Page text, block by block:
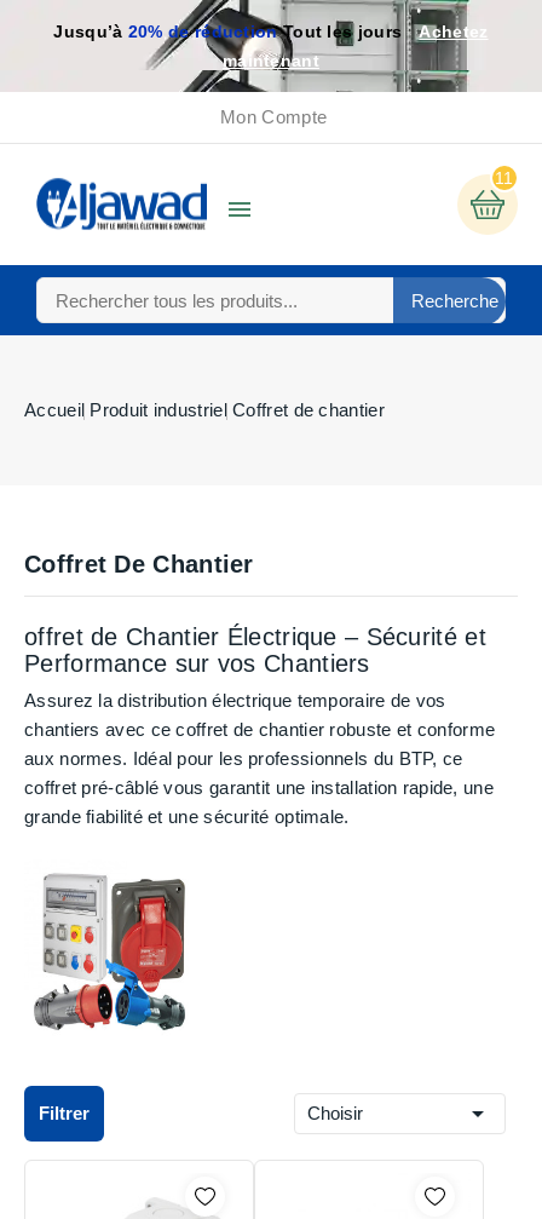
Jusqu’à 20% de réductionTout les jours
Achetez
maintenant
Mon Compte

11
Recherche
Accueil Produit industriel Coffret de chantier
Coffret De Chantier
offret de Chantier Électrique – Sécurité et
Performance sur vos Chantiers
Assurez la distribution électrique temporaire de vos
chantiers avec cecoffret de chantier robuste et conforme
aux normes. Idéal pour les professionnels du BTP, ce
coffret pré-câblé vous garantit une installation rapide, une
grande fiabilité et une sécurité optimale.
Filtrer Choisir 